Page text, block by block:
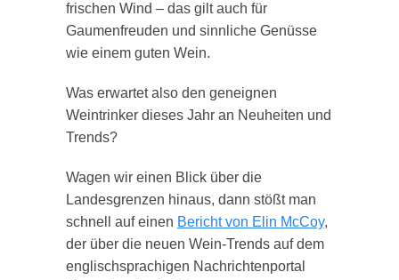
frischen Wind – das gilt auch für
Gaumenfreuden und sinnliche Genüsse
wie einem guten Wein.
Was erwartet also den geneignen
Weintrinker dieses Jahr an Neuheiten und
Trends?
Wagen wir einen Blick über die
Landesgrenzen hinaus, dann stößt man
schnell auf einen Bericht von Elin McCoy,
der über die neuen Wein-Trends auf dem
englischsprachigen Nachrichtenportal